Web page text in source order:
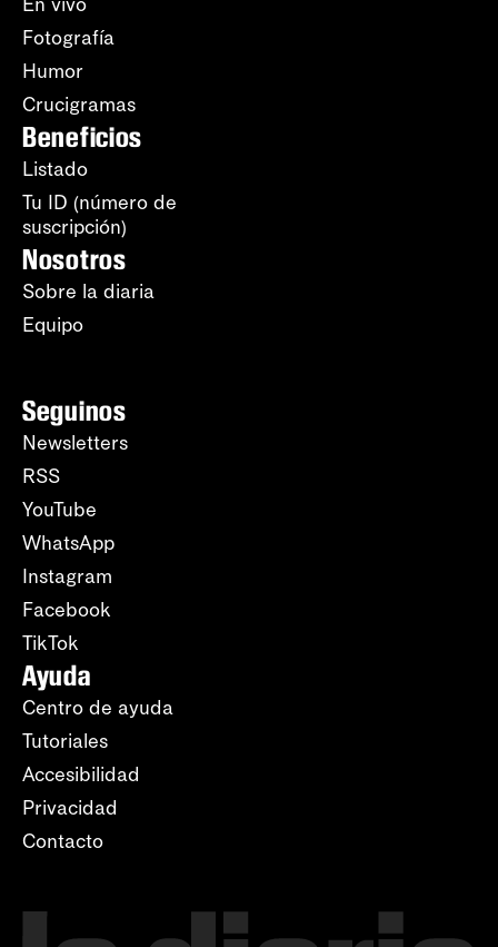
Fotografía
Humor
Crucigramas
Beneficios
Listado
Tu ID (número de
suscripción)
Nosotros
Sobre la diaria
Equipo
Seguinos
Newsletters
RSS
YouTube
WhatsApp
Instagram
Facebook
TikTok
Ayuda
Centro de ayuda
Tutoriales
Accesibilidad
Privacidad
Contacto